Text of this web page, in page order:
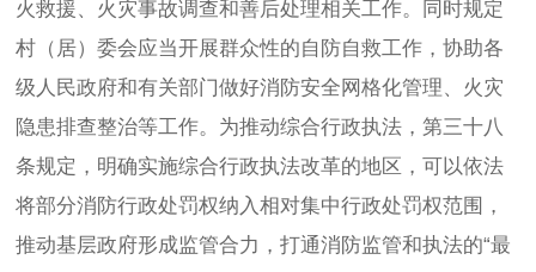
火救援、火灾事故调查和善后处理相关工作。同时规定
村（居）委会应当开展群众性的自防自救工作，协助各
级人民政府和有关部门做好消防安全网格化管理、火灾
隐患排查整治等工作。为推动综合行政执法，第三十八
条规定，明确实施综合行政执法改革的地区，可以依法
将部分消防行政处罚权纳入相对集中行政处罚权范围，
推动基层政府形成监管合力，打通消防监管和执法的“最